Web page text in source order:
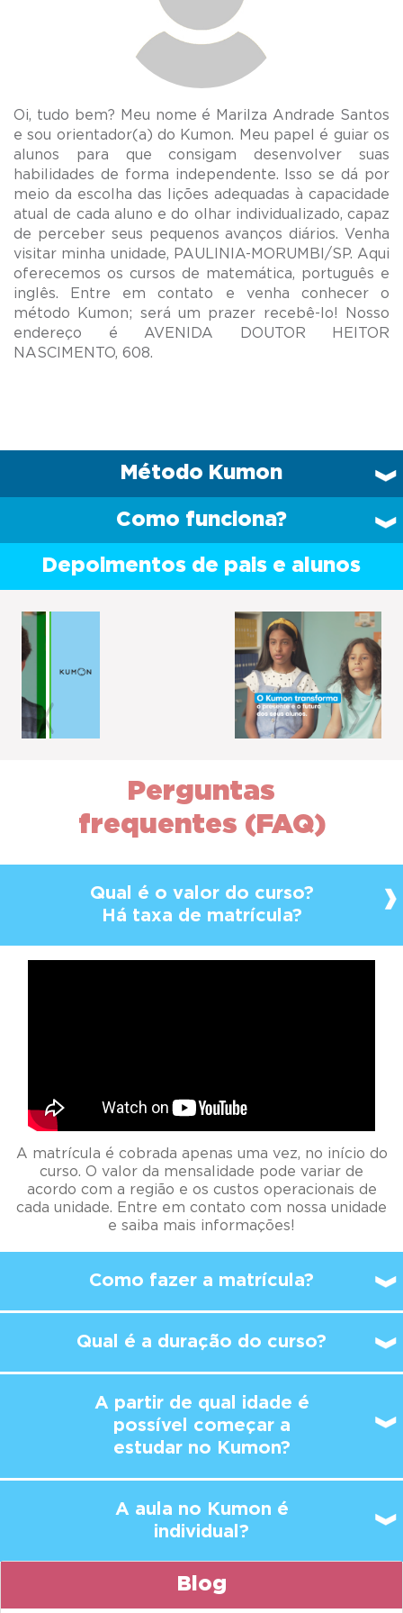
Oi, tudo bem? Meu nome é Marilza Andrade Santos
e sou orientador(a) do Kumon. Meu papel é guiar os
alunos para que consigam desenvolver suas
habilidades de forma independente. Isso se dá por
meio da escolha das lições adequadas à capacidade
atual de cada aluno e do olhar individualizado, capaz
de perceber seus pequenos avanços diários. Venha
visitar minha unidade, PAULINIA-MORUMBI/SP. Aqui
oferecemos os cursos de matemática, português e
inglês. Entre em contato e venha conhecer o
método Kumon; será um prazer recebê-lo! Nosso
endereço é AVENIDA DOUTOR HEITOR
Método Kumon
Como funciona?
Depoimentos de pais e alunos
Next
Perguntas
frequentes (FAQ)
Qual é o valor do curso?
Há taxa de matrícula?
A matrícula é cobrada apenas uma vez, no início do
curso. O valor da mensalidade pode variar de
acordo com a região e os custos operacionais de
cada unidade. Entre em contato com nossa unidade
e saiba mais informações!
Como fazer a matrícula?
Qual é a duração do curso?
A partir de qual idade é
possível começar a
estudar no Kumon?
A aula no Kumon é
individual?
Blog